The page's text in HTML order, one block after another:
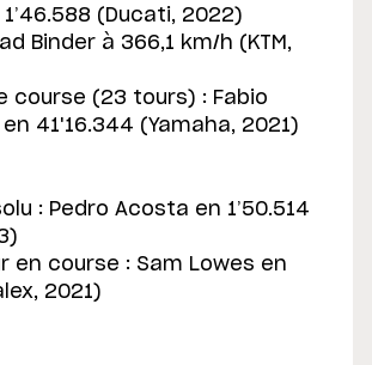
(Ducati, 2022)
Binder à 366,1 km/h (KTM,
course (23 tours) : Fabio
41'16.344 (Yamaha, 2021)
: Pedro Acosta en 1’50.514
en course : Sam Lowes en
2021)